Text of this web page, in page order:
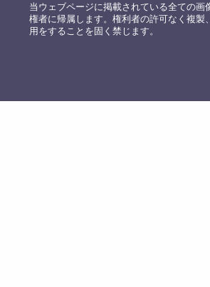
当ウェブページに掲載されている全ての画
権者に帰属します。権利者の許可なく複製
用をすることを固く禁じます。